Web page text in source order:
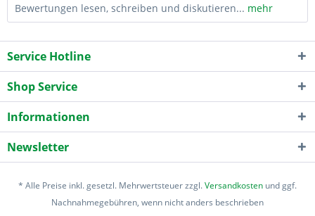
Bewertungen lesen, schreiben und diskutieren... mehr
Service Hotline
Shop Service
Informationen
Newsletter
* Alle Preise inkl. gesetzl. Mehrwertsteuer zzgl.Versandkosten und ggf.
Nachnahmegebühren, wenn nicht anders beschrieben